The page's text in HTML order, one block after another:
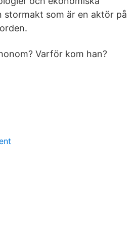
stormakt som är en aktör på
Varför kom han?